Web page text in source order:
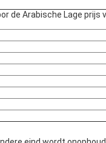
de Arabische Lage prijs